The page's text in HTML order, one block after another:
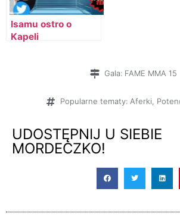
Isamu ostro o
Kapeli
Gala: FAME MMA 15
Popularne tematy: Aferki
UDOSTĘPNIJ U SIEBIE
MORDECZKO!